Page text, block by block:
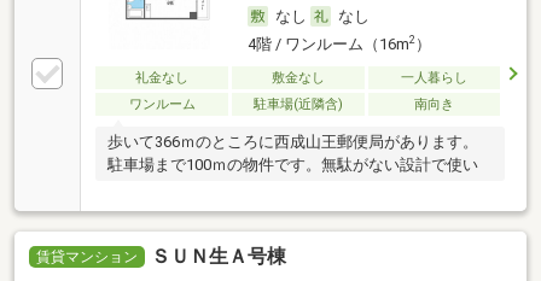
なし
なし
4階 / ワンルーム（16m2）
礼金なし 敷金なし
一人暮らし
ワンルーム
駐車場(近隣含) 南向き
歩いて366ｍのところに西成山王郵便局があります。
駐車場まで100ｍの物件です。無駄がない設計で使い
賃貸マンション ＳＵＮ生Ａ号棟